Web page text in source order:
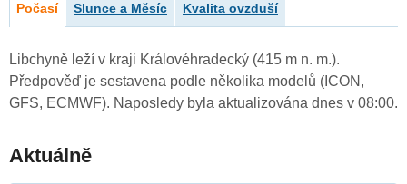
Počasí Slunce a Měsíc Kvalita ovzduší
Libchyně leží v kraji Královéhradecký (415 m n. m.).
Předpověď je sestavena podle několika modelů (ICON,
GFS, ECMWF). Naposledy byla aktualizována dnes v 08:00.
Aktuálně